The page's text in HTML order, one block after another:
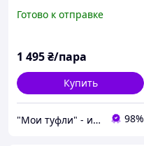
устойчивом каблуке 8,5
Готово к отправке
1 495₴/пара
Купить
"Мои туфли" - интернет магазин обуви на все случаи жизни. 98%